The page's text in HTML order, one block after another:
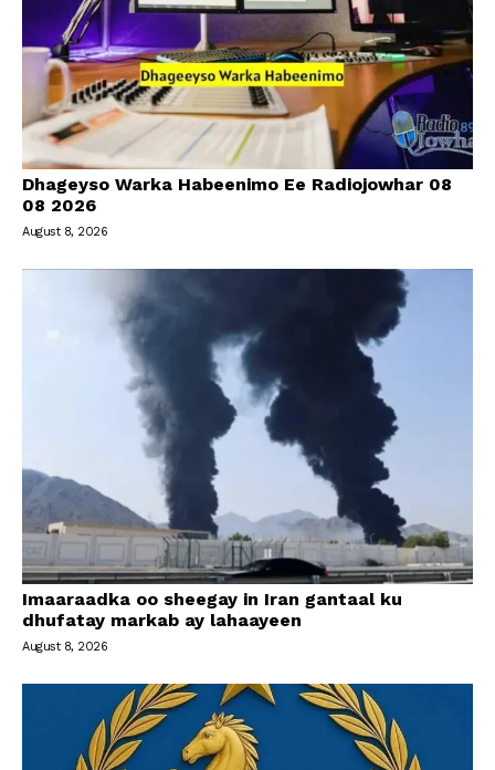
Dhageyso Warka Habeenimo Ee Radiojowhar 08
08 2026
August 8, 2026
Imaaraadka oo sheegay in Iran gantaal ku
dhufatay markab ay lahaayeen
August 8, 2026